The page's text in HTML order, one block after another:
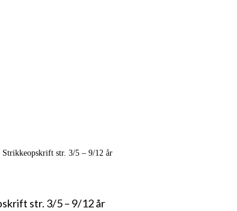
str. 3/5 – 9/12 år
str. 3/5 – 9/12 år